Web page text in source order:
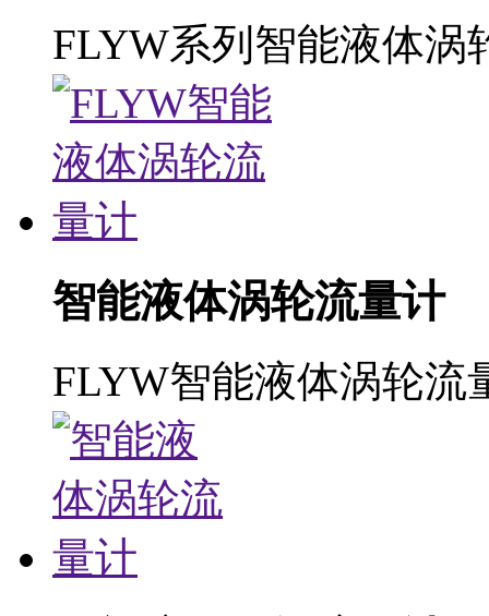
FLYW系列智能液体涡
智能液体涡轮流量计
FLYW智能液体涡轮流